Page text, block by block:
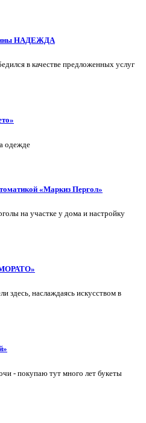
НАДЕЖДА
в качестве предложенных услуг
одежде
«Маркиз Пергол»
на участке у дома и настройку
здесь, наслаждаясь искусством в
- покупаю тут много лет букеты